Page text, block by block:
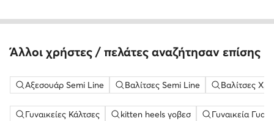
Άλλοι χρήστες / πελάτες αναζήτησαν επίσης
Αξεσουάρ Semi Line Βαλίτσες Semi Line Βαλίτσες
Γυναικείες Κάλτσες kitten heels γοβεσ Γυναικεία